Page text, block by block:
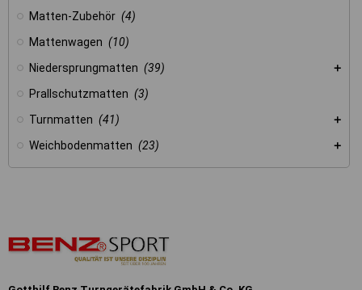
Matten-Zubehör (4)
Mattenwagen (10)
Niedersprungmatten (39)
Prallschutzmatten (3)
Turnmatten (41)
Weichbodenmatten (23)